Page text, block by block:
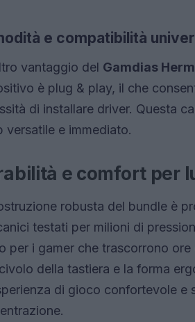
e compatibilità
vantaggio del Gamdias
è plug & play, il che
di installare driver. Questa
versatile e immediato.
e comfort per
robusta del bundle è
testati per milioni di
per i gamer che trascorrono
della tastiera e la forma
di gioco confortevole e